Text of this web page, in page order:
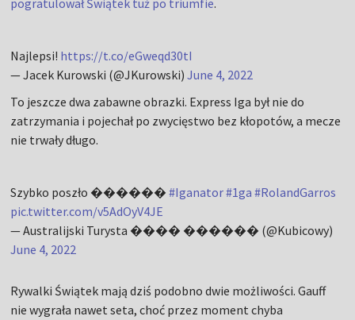
pogratulował Świątek tuż po triumfie.
Najlepsi! https://t.co/eGweqd30tI
— Jacek Kurowski (@JKurowski)June 4, 2022
To jeszcze dwa zabawne obrazki. Express Iga był nie do
zatrzymania i pojechał po zwycięstwo bez kłopotów, a mecze
nie trwały długo.
Szybko poszło ������#Iganator#1ga #RolandGarros
pic.twitter.com/v5AdOyV4JE
— Australijski Turysta ���� ������ (@Kubicowy)
June 4, 2022
Rywalki Świątek mają dziś podobno dwie możliwości. Gauff
nie wygrała nawet seta, choć przez moment chyba